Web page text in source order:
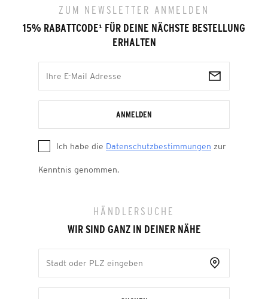
ZUM NEWSLETTER ANMELDEN
15% RABATTCODE¹ FÜR DEINE NÄCHSTE BESTELLUNG
ERHALTEN
ANMELDEN
Ich habe die Datenschutzbestimmungen zur
Kenntnis genommen.
HÄNDLERSUCHE
WIR SIND GANZ IN DEINER NÄHE